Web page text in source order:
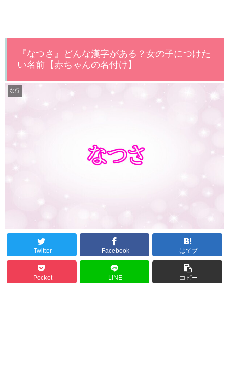
『なつさ』どんな漢字がある？女の子につけた
い名前【赤ちゃんの名付け】
な行
Twitter Facebook はてブ
Pocket LINE コピー